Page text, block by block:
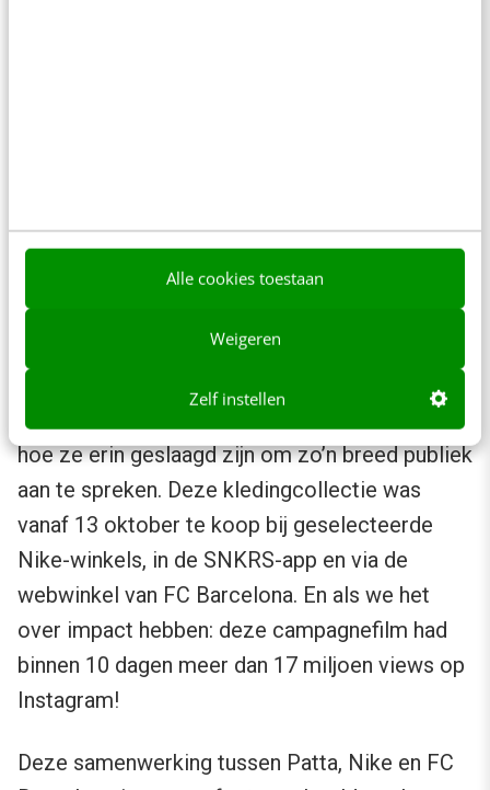
Alle cookies toestaan
Weigeren
Zelf instellen
Wat deze campagne echt bijzonder maakt, is
hoe ze erin geslaagd zijn om zo’n breed publiek
aan te spreken. Deze kledingcollectie was
vanaf 13 oktober te koop bij geselecteerde
Nike-winkels, in de SNKRS-app en via de
webwinkel van FC Barcelona. En als we het
over impact hebben: deze campagnefilm had
binnen 10 dagen meer dan 17 miljoen views op
Instagram!
Deze samenwerking tussen Patta, Nike en FC